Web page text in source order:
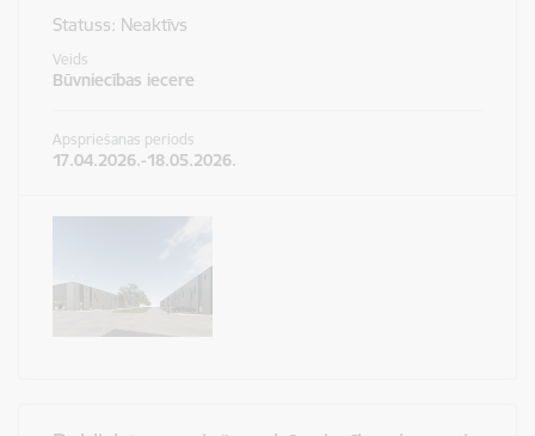
Statuss: Neaktīvs
Veids
Būvniecības iecere
Apspriešanas periods
17.04.2026.-18.05.2026.